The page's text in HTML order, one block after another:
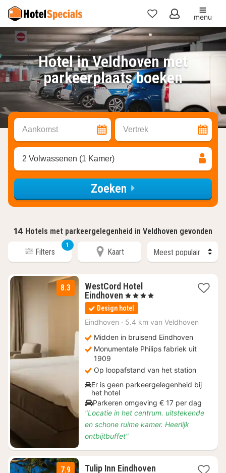
Mijn
favorieten
menu
Hotel in Veldhoven met
parkeerplaats boeken
Aankomst Vertrek
2 Volwassenen (1 Kamer)
Zoeken
14 Hotels met parkeergelegenheid in Veldhoven gevonden
Filters
1
Kaart
8.3
WestCord Hotel
Eindhoven 1
nacht
vanaf
€
, 4 Sterren
Design hotel
Eindhoven · 5.4 km van Veldhoven
Midden in bruisend Eindhoven
Monumentale Philips fabriek uit
1909
Op loopafstand van het station
Er is geen parkeergelegenheid bij
het hotel
Parkeren omgeving € 17 per dag
"Locatie in het centrum. uitstekende
en schone ruime kamer. Heerlijk
ontbijtbuffet"
7.9
Tulip Inn Eindhoven